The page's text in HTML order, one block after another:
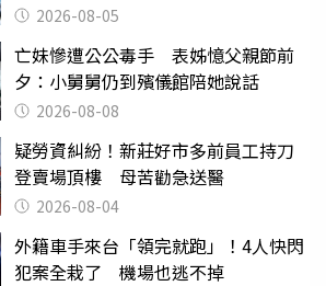
2026-08-05
亡妹慘遭公公毒手 表姊憶父親節前
夕：小舅舅仍到殯儀館陪她說話
2026-08-08
疑勞資糾紛！新莊好市多前員工持刀
登賣場頂樓 母苦勸急送醫
2026-08-04
外籍車手來台「領完就跑」！4人快閃
犯案全栽了 機場也逃不掉